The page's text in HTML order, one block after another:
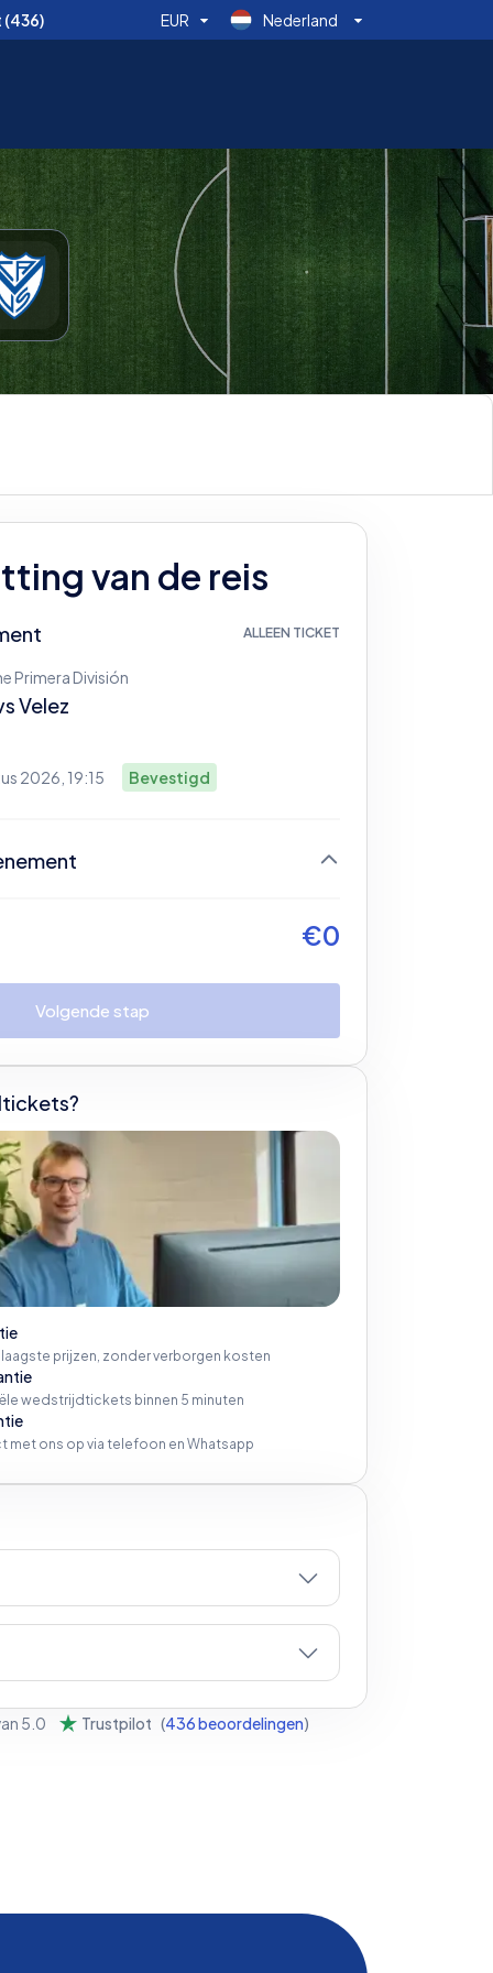
(436) EUR Nederland
van de reis
ALLEEN TICKET
Primera División
Velez
2026, 19:15
Bevestigd
€0
Volgende stap
prijzen, zonder verborgen kosten
wedstrijdtickets binnen 5 minuten
met ons op via telefoon en Whatsapp
5.0 Trustpilot (436beoordelingen)